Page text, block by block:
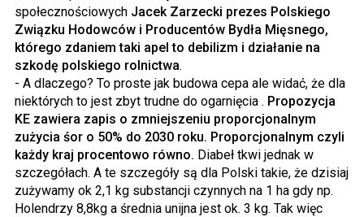
społecznościowych Jacek Zarzecki prezes Polskiego
Związku Hodowców i Producentów Bydła Mięsnego,
którego zdaniem taki apel to debilizm i działanie na
szkodę polskiego rolnictwa.
- A dlaczego? To proste jak budowa cepa ale widać, że dla
niektórych to jest zbyt trudne do ogarnięcia . Propozycja
KE zawiera zapis o zmniejszeniu proporcjonalnym
zużycia śor o 50% do 2030 roku. Proporcjonalnym czyli
każdy kraj procentowo równo. Diabeł tkwi jednak w
szczegółach. A te szczegóły są dla Polski takie, że dzisiaj
zużywamy ok 2,1 kg substancji czynnych na 1 ha gdy np.
Holendrzy 8,8kg a średnia unijna jest ok. 3 kg. Tak więc